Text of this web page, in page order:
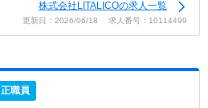
株式会社LITALICOの求人一覧
更新日：2026/06/18 求人番号：10114499
正職員